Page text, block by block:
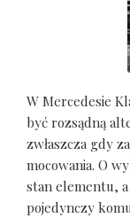
W Mercedesie
być rozsądną
zwłaszcza gdy
mocowania. O
stan elementu,
pojedynczy